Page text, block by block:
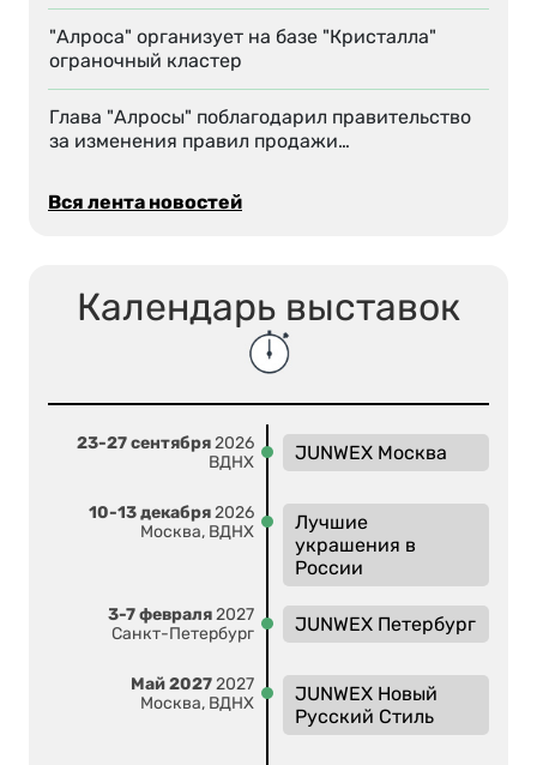
"Алроса" организует на базе "Кристалла"
ограночный кластер
Глава "Алросы" поблагодарил правительство
за изменения правил продажи…
Вся лента новостей
Календарь выставок
23-27 сентября2026
ВДНХ
JUNWEX Москва
10-13 декабря2026
Москва, ВДНХ
Лучшие
украшения в
России
3-7 февраля2027
Санкт-Петербург
JUNWEX Петербург
Май 20272027
Москва, ВДНХ
JUNWEX Новый
Русский Стиль